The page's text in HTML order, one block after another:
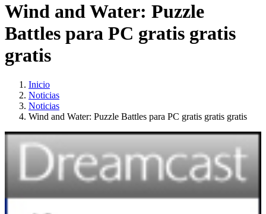
Wind and Water: Puzzle
Battles para PC gratis gratis
gratis
Inicio
Noticias
Noticias
Wind and Water: Puzzle Battles para PC gratis gratis gratis